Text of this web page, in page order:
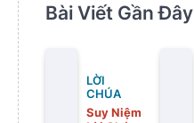
Bài Viết Gần Đây
LỜI
CHÚA
Suy Niệm